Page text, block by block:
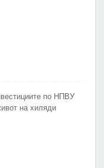
по НПВУ
на хиляди